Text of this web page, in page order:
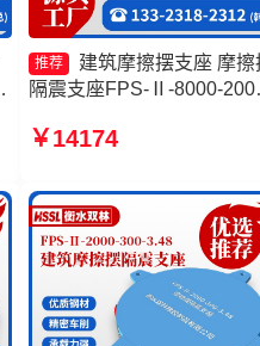
推荐
建筑摩擦摆支座 摩擦
隔震支座FPS-Ⅱ-8000-200
生产厂家 摩擦摆减隔震支
￥14174